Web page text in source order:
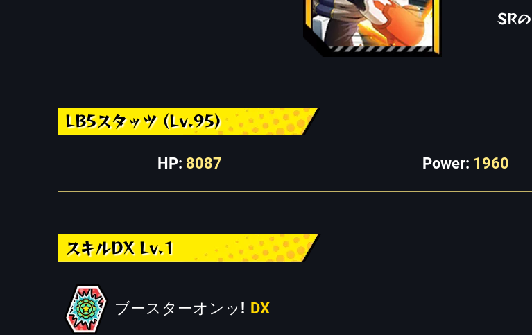
SR
LB5スタッツ (Lv.95)
HP: 8087 Power: 1960
スキルDX Lv.1
ブースターオンッ! DX